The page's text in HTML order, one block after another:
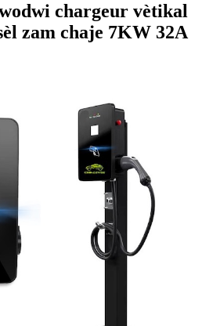
chargeur vètikal
zam chaje 7KW 32A